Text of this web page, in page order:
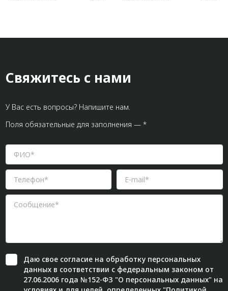
Свяжитесь с нами
У Вас есть вопросы? Напишите нам.
Поля обязательные для заполнения — *
Даю свое согласиена обработку персональных
данных в соответствии с федеральным законом от
27.06.2006 года №152-ФЗ "О персональных данных" на